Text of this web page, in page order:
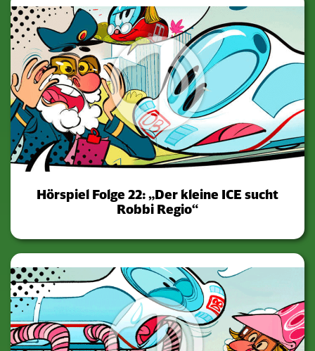
Hörspiel Folge 22: „Der kleine ICE sucht
Robbi Regio“